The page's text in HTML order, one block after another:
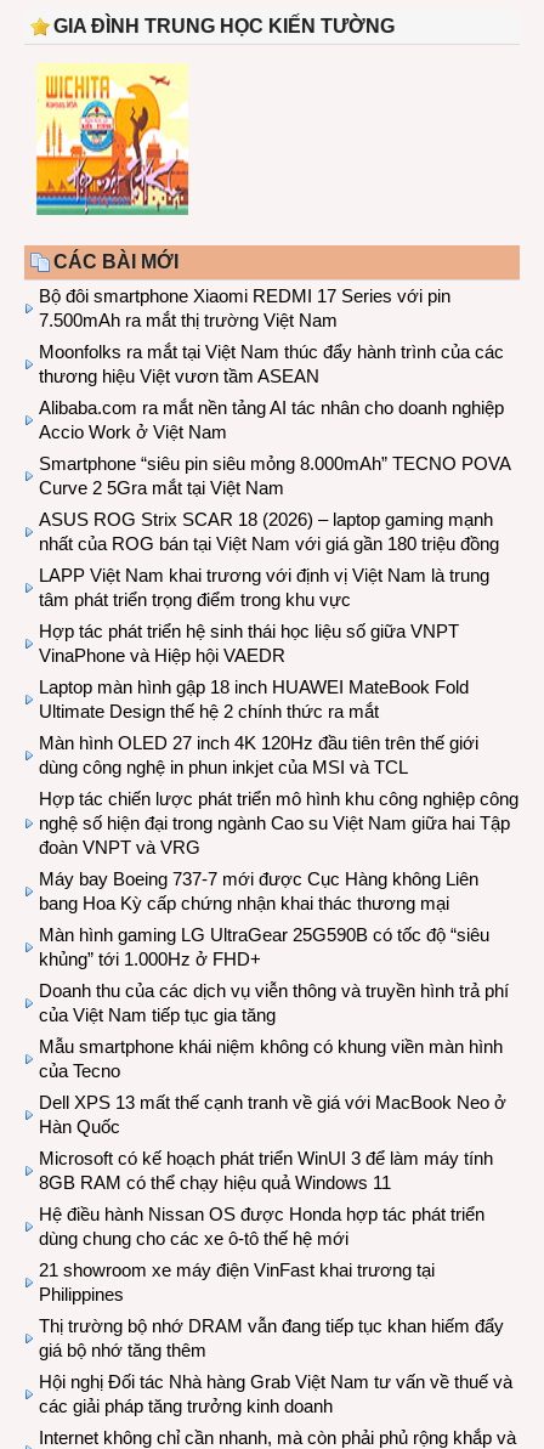
GIA ĐÌNH TRUNG HỌC KIẾN TƯỜNG
CÁC BÀI MỚI
Bộ đôi smartphone Xiaomi REDMI 17 Series với pin
7.500mAh ra mắt thị trường Việt Nam
Moonfolks ra mắt tại Việt Nam thúc đẩy hành trình của các
thương hiệu Việt vươn tầm ASEAN
Alibaba.com ra mắt nền tảng AI tác nhân cho doanh nghiệp
Accio Work ở Việt Nam
Smartphone “siêu pin siêu mỏng 8.000mAh” TECNO POVA
Curve 2 5Gra mắt tại Việt Nam
ASUS ROG Strix SCAR 18 (2026) – laptop gaming mạnh
nhất của ROG bán tại Việt Nam với giá gần 180 triệu đồng
LAPP Việt Nam khai trương với định vị Việt Nam là trung
tâm phát triển trọng điểm trong khu vực
Hợp tác phát triển hệ sinh thái học liệu số giữa VNPT
VinaPhone và Hiệp hội VAEDR
Laptop màn hình gập 18 inch HUAWEI MateBook Fold
Ultimate Design thế hệ 2 chính thức ra mắt
Màn hình OLED 27 inch 4K 120Hz đầu tiên trên thế giới
dùng công nghệ in phun inkjet của MSI và TCL
Hợp tác chiến lược phát triển mô hình khu công nghiệp công
nghệ số hiện đại trong ngành Cao su Việt Nam giữa hai Tập
đoàn VNPT và VRG
Máy bay Boeing 737-7 mới được Cục Hàng không Liên
bang Hoa Kỳ cấp chứng nhận khai thác thương mại
Màn hình gaming LG UltraGear 25G590B có tốc độ “siêu
khủng” tới 1.000Hz ở FHD+
Doanh thu của các dịch vụ viễn thông và truyền hình trả phí
của Việt Nam tiếp tục gia tăng
Mẫu smartphone khái niệm không có khung viền màn hình
của Tecno
Dell XPS 13 mất thế cạnh tranh về giá với MacBook Neo ở
Hàn Quốc
Microsoft có kế hoạch phát triển WinUI 3 để làm máy tính
8GB RAM có thể chạy hiệu quả Windows 11
Hệ điều hành Nissan OS được Honda hợp tác phát triển
dùng chung cho các xe ô-tô thế hệ mới
21 showroom xe máy điện VinFast khai trương tại
Philippines
Thị trường bộ nhớ DRAM vẫn đang tiếp tục khan hiếm đẩy
giá bộ nhớ tăng thêm
Hội nghị Đối tác Nhà hàng Grab Việt Nam tư vấn về thuế và
các giải pháp tăng trưởng kinh doanh
Internet không chỉ cần nhanh, mà còn phải phủ rộng khắp và